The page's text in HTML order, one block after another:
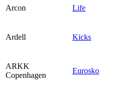
Arcon Life
Ardell Kicks
ARKK
Copenhagen
Eurosko